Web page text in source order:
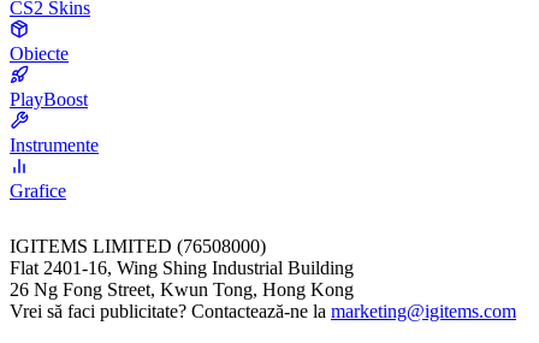
CS2 Skins
Obiecte
PlayBoost
Instrumente
Grafice
IGITEMS LIMITED (76508000)
Flat 2401-16, Wing Shing Industrial Building
26 Ng Fong Street, Kwun Tong, Hong Kong
Vrei să faci publicitate? Contactează-ne la marketing@igitems.com